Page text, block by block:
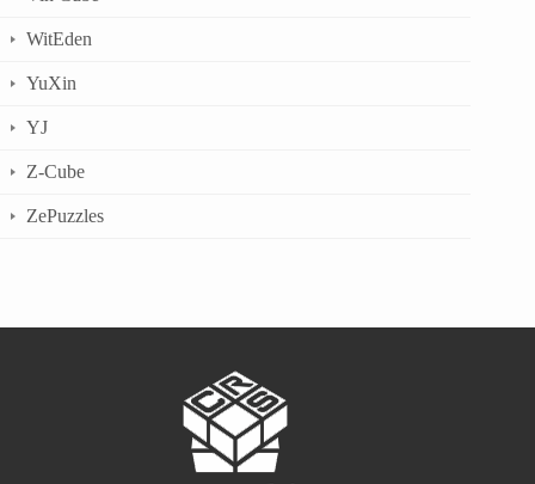
WitEden
YuXin
YJ
Z-Cube
ZePuzzles